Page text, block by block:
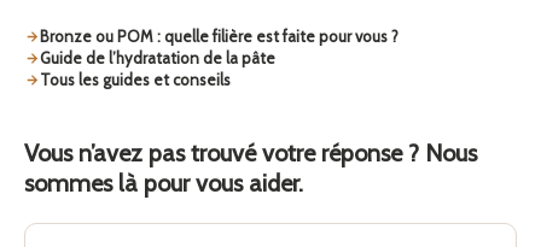
Bronze ou POM : quelle filière est faite pour vous ?
Guide de l’hydratation de la pâte
Tous les guides et conseils
Vous n’avez pas trouvé votre réponse ? Nous
sommes là pour vous aider.